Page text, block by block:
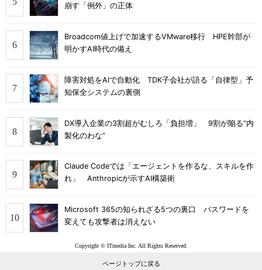
崩す「例外」の正体
Broadcom値上げで加速するVMware移行 HPE幹部が
明かすAI時代の備え
障害対処をAIで自動化 TDK子会社が語る「自律型」予
知保全システムの裏側
DX導入企業の3割超がむしろ「負担増」 9割が陥る“内
製化のわな”
Claude Codeでは「エージェントを作るな、スキルを作
れ」 Anthropicが示すAI構築術
Microsoft 365の知られざる5つの裏口 パスワードを
変えても攻撃者は消えない
Copyright © ITmedia Inc. All Rights Reserved.
ページトップに戻る